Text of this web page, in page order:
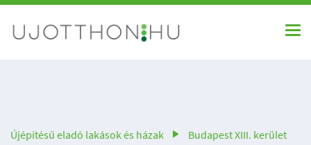
Újépítésű eladó lakások és házak Budapest XIII. kerület